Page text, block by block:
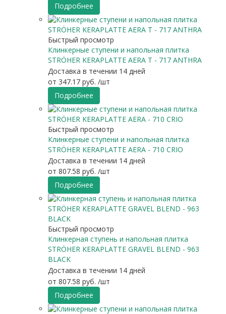
Подробнее
Быстрый просмотр
Клинкерные ступени и напольная плитка
STRÖHER KERAPLATTE AERA T - 717 ANTHRA
Доставка в течении 14 дней
от 347.17 руб. /шт
Подробнее
Быстрый просмотр
Клинкерные ступени и напольная плитка
STRÖHER KERAPLATTE AERA - 710 CRIO
Доставка в течении 14 дней
от 807.58 руб. /шт
Подробнее
Быстрый просмотр
Клинкерная ступень и напольная плитка
STRÖHER KERAPLATTE GRAVEL BLEND - 963
BLACK
Доставка в течении 14 дней
от 807.58 руб. /шт
Подробнее